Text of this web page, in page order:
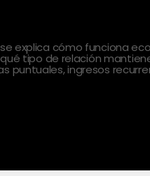
explica cómo funciona
tipo de relación
puntuales, ingresos